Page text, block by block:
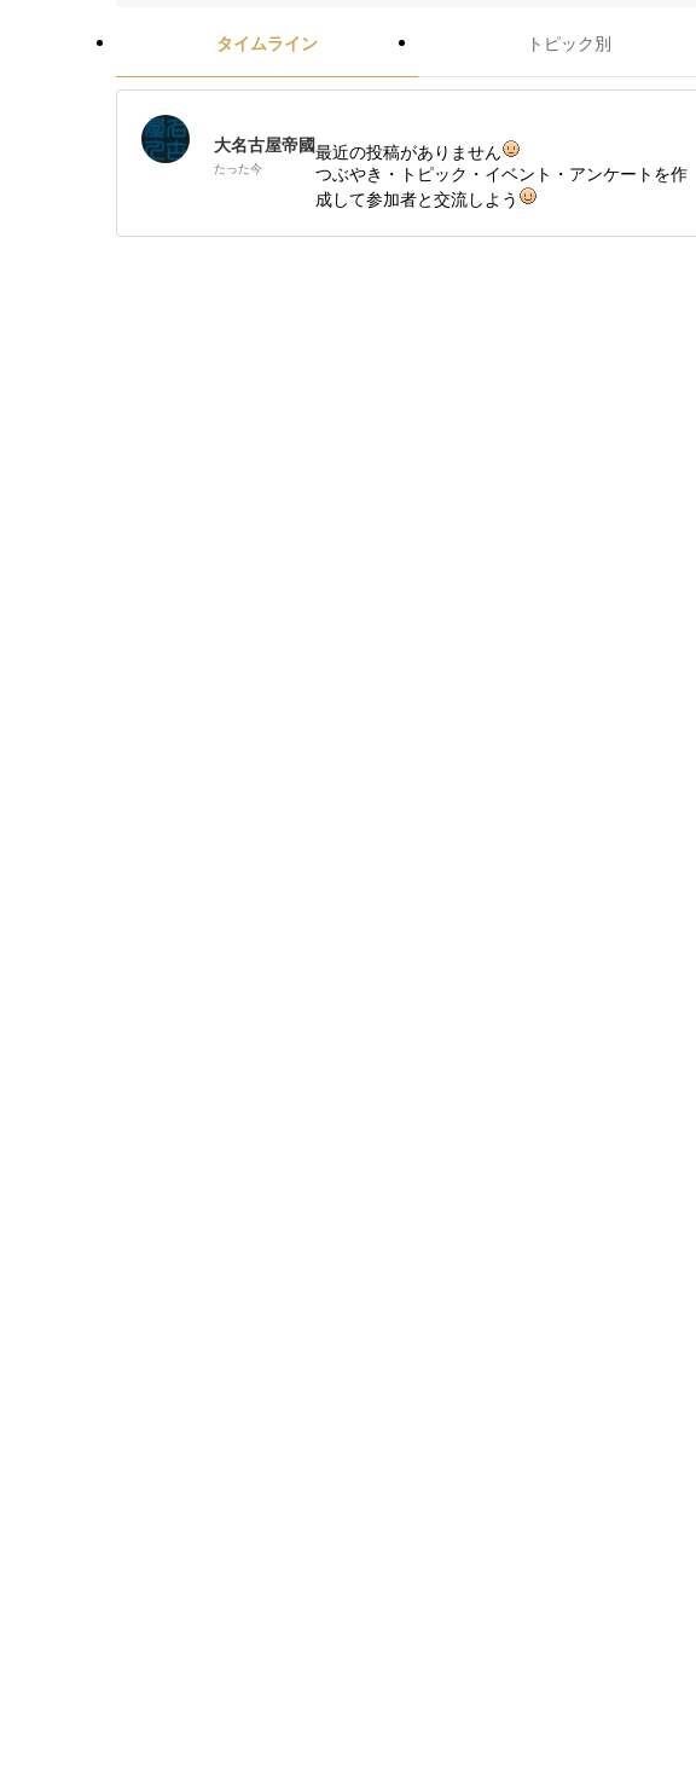
タイムライン トピック別
大名古屋帝國
たった今
最近の投稿がありません
つぶやき・トピック・イベント・アンケートを作
成して参加者と交流しよう